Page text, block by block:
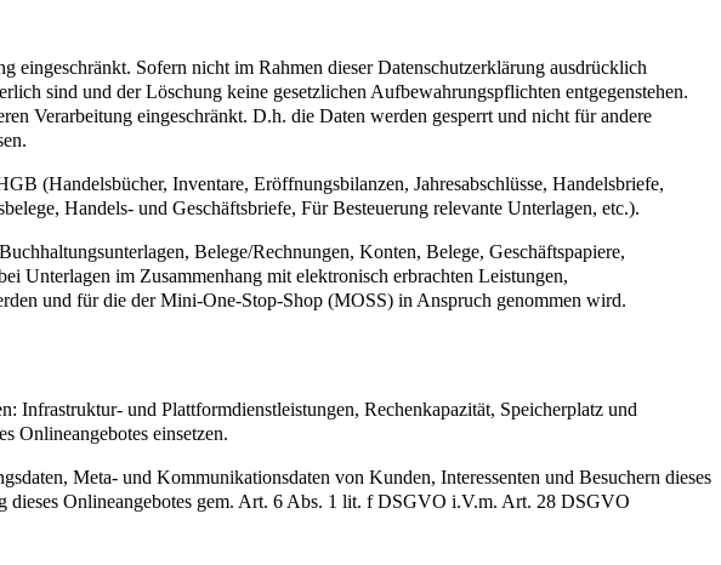
Sofern nicht im Rahmen dieser Datenschutzerklärung ausdrücklich
sind und der Löschung keine gesetzlichen Aufbewahrungspflichten entgegenstehen.
Verarbeitung eingeschränkt. D.h. die Daten werden gesperrt und nicht für andere
(Handelsbücher, Inventare, Eröffnungsbilanzen, Jahresabschlüsse, Handelsbriefe,
Handels- und Geschäftsbriefe, Für Besteuerung relevante Unterlagen, etc.).
Belege/Rechnungen, Konten, Belege, Geschäftspapiere,
Unterlagen im Zusammenhang mit elektronisch erbrachten Leistungen,
und für die der Mini-One-Stop-Shop (MOSS) in Anspruch genommen wird.
und Plattformdienstleistungen, Rechenkapazität, Speicherplatz und
Onlineangebotes einsetzen.
Meta- und Kommunikationsdaten von Kunden, Interessenten und Besuchern dieses
dieses Onlineangebotes gem. Art. 6 Abs. 1 lit. f DSGVO i.V.m. Art. 28 DSGVO